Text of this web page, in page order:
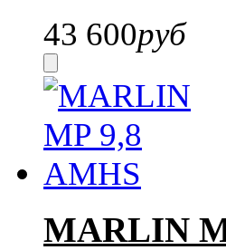
43 600руб
MARLIN